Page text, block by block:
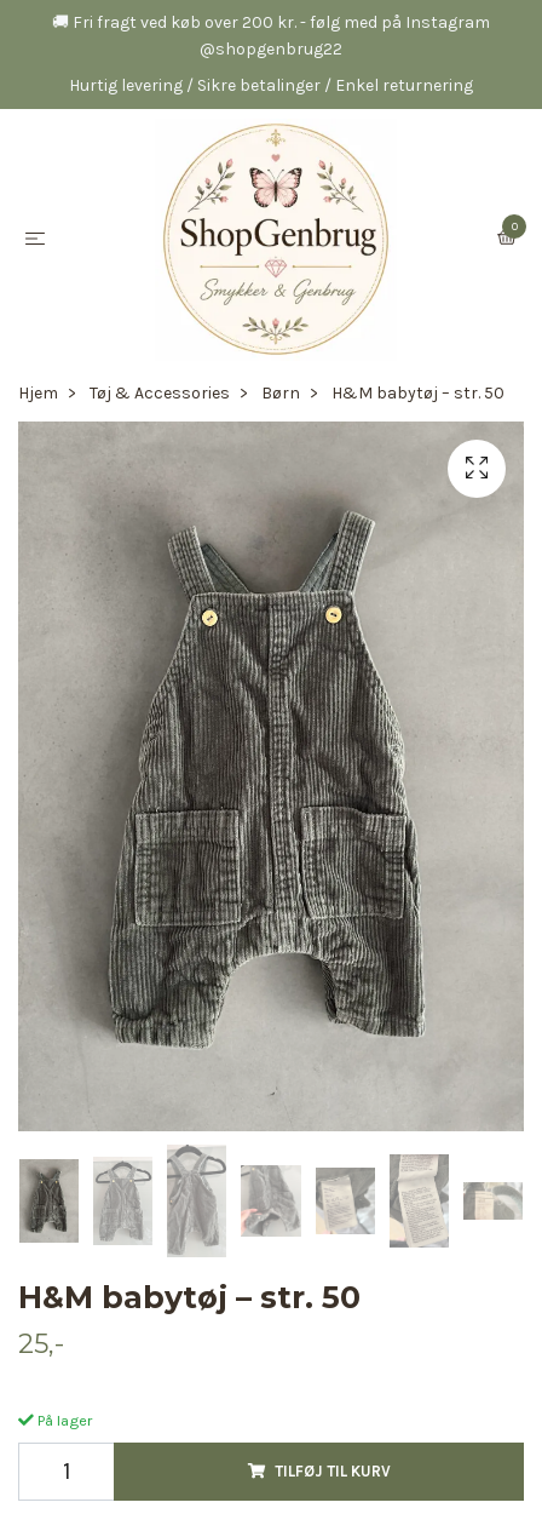
🚚 Fri fragt ved køb over 200 kr. - følg med på Instagram
@shopgenbrug22
Hurtig levering / Sikre betalinger / Enkel returnering
0
Hjem Tøj & Accessories Børn H&M babytøj – str. 50
H&M babytøj – str. 50
25,-
På lager
TILFØJ TIL KURV